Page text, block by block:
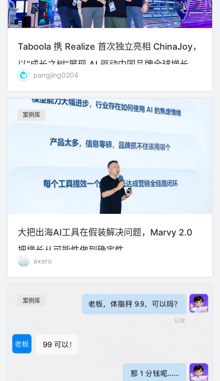
Taboola 携 Realize 首次独立亮相 ChinaJoy，
以“成长之树”展现 AI 驱动中国品牌全球增长新
图景
pangjing0204
案例库
大把出海AI工具在假装解决问题，Marvy 2.0
把增长从可能性做到确定性
axero
案例库